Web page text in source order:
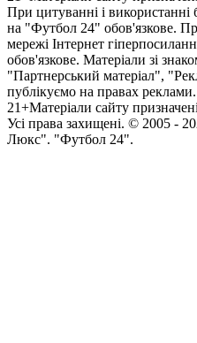
При цитуванні і використанні
на "Футбол 24" обов'язкове.
мережі Інтернет
обов'язкове. Матеріали зі
"Партнерський матеріал",
публікуємо на правах реклами.
21+Матеріали сайту
Усi права захищенi. © 2005 -
Люкс". "Футбол 24".